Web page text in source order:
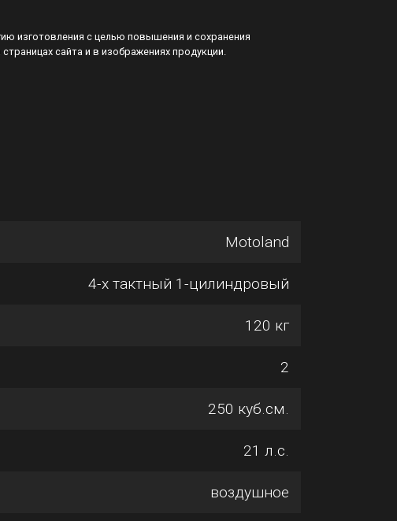
изготовления с целью повышения и сохранения
сайта и в изображениях продукции.
Motoland
4-х тактный 1-цилиндровый
120 кг
2
250 куб.см.
21 л.с.
воздушное